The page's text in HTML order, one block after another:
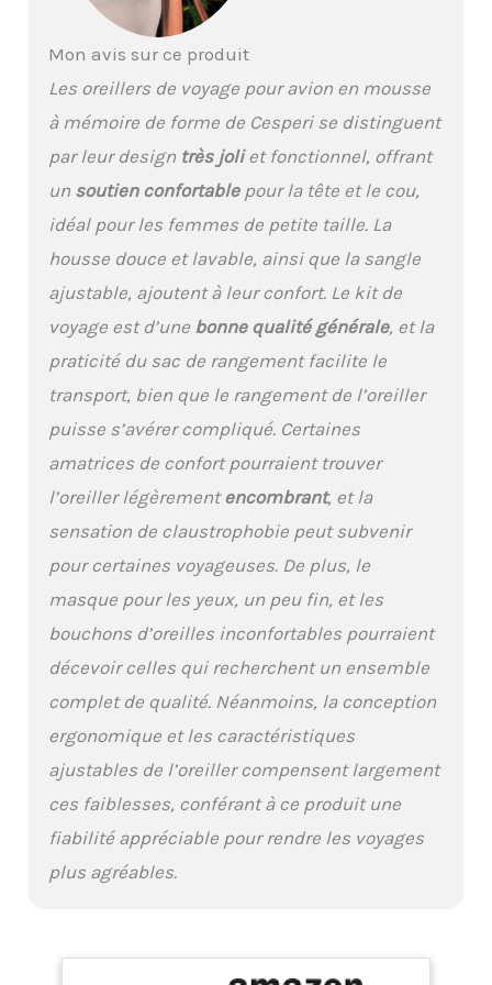
réglable vous permet de
l'ajustement, assurant
un confort sûr et
personnalisé à chaque
voyage Léger et portable
: conçu pour plus de
commodité, ce coussin
de voyage léger se range
dans un étui de
qui le rend idéal pour les
voyages Housse
améliorez votre
équipement de voyage
qualité supérieure,
respirante et à séchage
bicolore élégant.
Amovible et lavable en
hygiénique à chaque
voyage Kit essentiel de
voyage : améliorez votre
expérience de voyage
avec notre ensemble
tout-en-un, y compris un
masque contour des
yeux 3D pour bloquer la
lumière et des bouchons
d'oreilles à triple couche
ergonomiques qui
s'adaptent parfaitement
à vos oreilles, réduisant
Mon avis sur ce produit
Les oreillers de voyage pour avion en mousse
à mémoire de forme de Cesperi se distinguent
par leur design très joliet fonctionnel, offrant
un soutien confortablepour la tête et le cou,
idéal pour les femmes de petite taille. La
housse douce et lavable, ainsi que la sangle
ajustable, ajoutent à leur confort. Le kit de
voyage est d’une bonne qualité générale, et la
praticité du sac de rangement facilite le
transport, bien que le rangement de l’oreiller
puisse s’avérer compliqué. Certaines
amatrices de confort pourraient trouver
l’oreiller légèrementencombrant, et la
sensation de claustrophobie peut subvenir
pour certaines voyageuses. De plus, le
masque pour les yeux, un peu fin, et les
bouchons d’oreilles inconfortables pourraient
décevoir celles qui recherchent un ensemble
complet de qualité. Néanmoins, la conception
ergonomique et les caractéristiques
ajustables de l’oreiller compensent largement
ces faiblesses, conférant à ce produit une
fiabilité appréciable pour rendre les voyages
plus agréables.